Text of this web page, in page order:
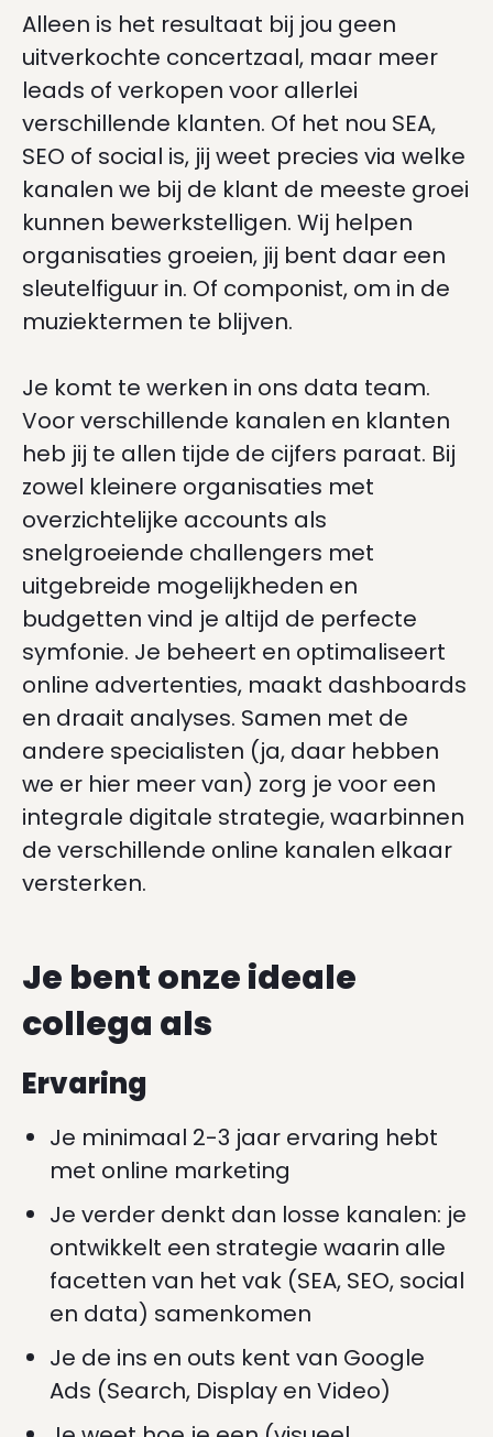
Alleen is het resultaat bij jou geen
uitverkochte concertzaal, maar meer
leads of verkopen voor allerlei
verschillende klanten. Of het nou SEA,
SEO of social is, jij weet precies via welke
kanalen we bij de klant de meeste groei
kunnen bewerkstelligen. Wij helpen
organisaties groeien, jij bent daar een
sleutelfiguur in. Of componist, om in de
muziektermen te blijven.
Je komt te werken in ons data team.
Voor verschillende kanalen en klanten
heb jij te allen tijde de cijfers paraat. Bij
zowel kleinere organisaties met
overzichtelijke accounts als
snelgroeiende challengers met
uitgebreide mogelijkheden en
budgetten vind je altijd de perfecte
symfonie. Je beheert en optimaliseert
online advertenties, maakt dashboards
en draait analyses. Samen met de
andere specialisten (ja, daar hebben
we er hier meer van) zorg je voor een
integrale digitale strategie, waarbinnen
de verschillende online kanalen elkaar
versterken.
Je bent onze ideale
collega als
Ervaring
Je minimaal 2-3 jaar ervaring hebt
met online marketing
Je verder denkt dan losse kanalen: je
ontwikkelt een strategie waarin alle
facetten van het vak (SEA, SEO, social
en data) samenkomen
Je de ins en outs kent van Google
Ads (Search, Display en Video)